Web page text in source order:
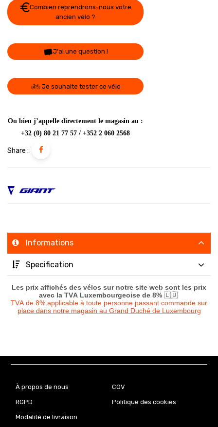
Combien reprendrons-nous votre
ancien vélo ?
J'ai une question !
Je souhaite tester ce vélo
Ou bien j’appelle directement le magasin au :
+32 (0) 80 21 77 57 / +352 2 060 2568
Share :
Informations
Specification
Les prix affichés des vélos sur notre site web sont les prix
avec la TVA Luxembourgeoise de 8% 🇱🇺
TVA de 8% applicable à toute personne passant commande sur
place dans notre magasin au Grand Duché de Luxembourg
À propos de nous CGV
RGPD Politique des cookies
Modalité de livraison